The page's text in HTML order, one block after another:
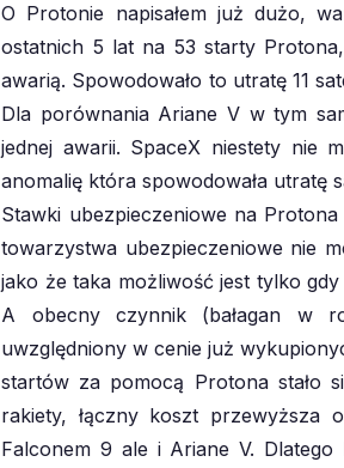
O Protonie napisałem już dużo,
ostatnich 5 lat na 53 starty
awarią. Spowodowało to utratę 11
Dla porównania Ariane V w tym
jednej awarii. SpaceX niestety nie
anomalię która spowodowała utratę
Stawki ubezpieczeniowe na
towarzystwa ubezpieczeniowe nie
jako że taka możliwość jest tylko
A obecny czynnik (bałagan w
uwzględniony w cenie już
startów za pomocą Protona stało
rakiety, łączny koszt przewyższa
Falconem 9 ale i Ariane V.